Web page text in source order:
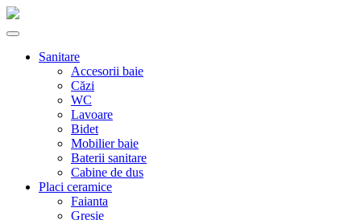
Sanitare
Accesorii baie
Căzi
WC
Lavoare
Bidet
Mobilier baie
Baterii sanitare
Cabine de dus
Placi ceramice
Faianta
Gresie